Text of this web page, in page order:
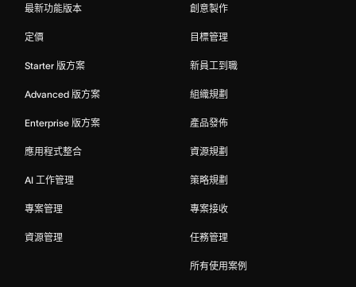
最新功能版本
定價
Starter 版方案
Advanced 版方案
Enterprise 版方案
應用程式整合
AI 工作管理
專案管理
資源管理
創意製作
目標管理
新員工到職
組織規劃
產品發佈
資源規劃
策略規劃
專案接收
任務管理
所有使用案例